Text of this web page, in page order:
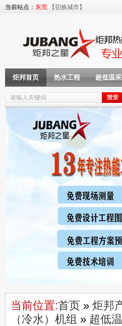
当前站点： 东莞 【切换城市】
炬邦首页 热水工程 超低温
当前位置:首页 » 炬邦
（冷水）机组 » 超低